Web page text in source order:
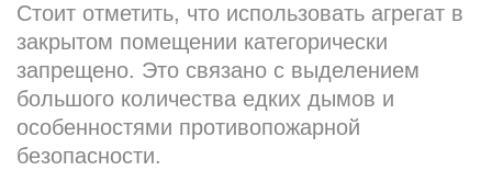
Стоит отметить, что использовать агрегат в
закрытом помещении категорически
запрещено. Это связано с выделением
большого количества едких дымов и
особенностями противопожарной
безопасности.